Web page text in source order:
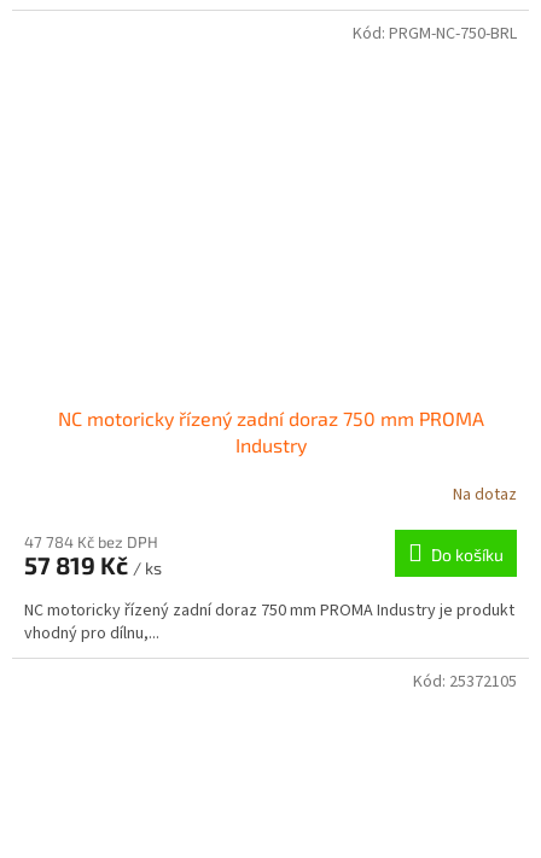
NC motoricky řízený zadní doraz 750 mm PROMA
Industry
Na dotaz
47 784 Kč bez DPH
57 819 Kč / ks
Do košíku
NC motoricky řízený zadní doraz 750 mm PROMA Industry je produkt
vhodný pro dílnu,...
Kód: PRGM-NC-750-BRL
Kód: 25372105